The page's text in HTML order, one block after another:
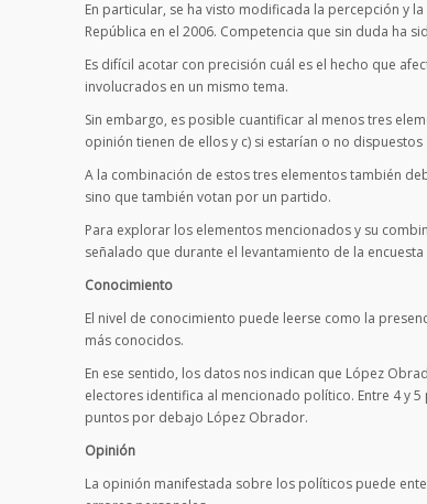
En particular, se ha visto modificada la percepción y
República en el 2006. Competencia que sin duda ha
Es difícil acotar con precisión cuál es el hecho que
involucrados en un mismo tema.
Sin embargo, es posible cuantificar al menos tres
opinión tienen de ellos y c) si estarían o no
A la combinación de estos tres elementos también
sino que también votan por un partido.
Para explorar los elementos mencionados y su
señalado que durante el levantamiento de la
Conocimiento
El nivel de conocimiento puede leerse como la
más conocidos.
En ese sentido, los datos nos indican que López
electores identifica al mencionado político. Entre 4 y
puntos por debajo López Obrador.
Opinión
La opinión manifestada sobre los políticos puede